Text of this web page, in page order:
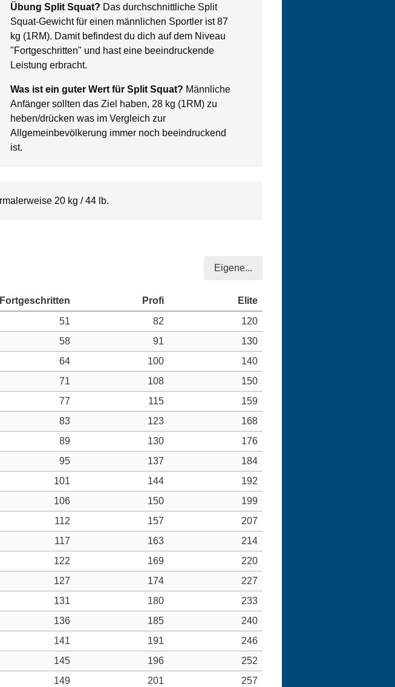
Übung Split Squat? Das durchschnittliche Split
Squat-Gewicht für einen männlichen Sportler ist 87
kg (1RM). Damit befindest du dich auf dem Niveau
"Fortgeschritten" und hast eine beeindruckende
Leistung erbracht.
Was ist ein guter Wert für Split Squat? Männliche
Anfänger sollten das Ziel haben, 28 kg (1RM) zu
heben/drücken was im Vergleich zur
Allgemeinbevölkerung immer noch beeindruckend
ist.
20 kg / 44 lb.
Eigene...
51 82
120
58 91
130
64 100
140
71 108
150
77 115
159
83 123
168
89 130
176
95 137
184
101 144
192
106 150
199
112 157
207
117 163
214
122 169
220
127 174
227
131 180
233
136 185
240
141 191
246
145 196
252
149 201 257